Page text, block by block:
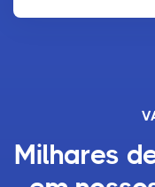
Milhares